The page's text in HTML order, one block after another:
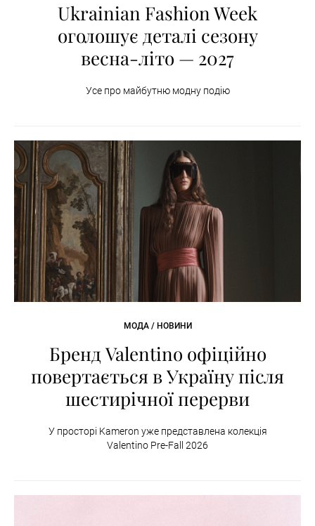
Ukrainian Fashion Week
оголошує деталі сезону
весна-літо — 2027
Усе про майбутню модну подію
МОДА / НОВИНИ
Бренд Valentino офіційно
повертається в Україну після
шестирічної перерви
У просторі Kameron уже представлена колекція
Valentino Pre-Fall 2026